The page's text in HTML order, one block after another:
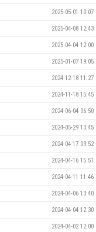
2025-05-01 10:07
2025-04-08 12:43
2025-04-04 12:00
2025-01-07 19:05
2024-12-18 11:27
2024-11-18 15:45
2024-06-04 06:50
2024-05-29 13:45
2024-04-17 09:52
2024-04-16 15:51
2024-04-11 11:46
2024-04-06 13:40
2024-04-04 12:30
2024-04-02 12:00